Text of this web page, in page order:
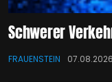
Schwerer
FRAUENSTEIN 07.08.2026